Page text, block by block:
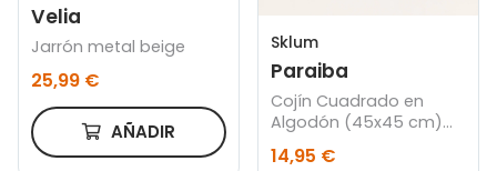
Velia
Jarrón metal beige
25,99 €
AÑADIR
Sklum
Paraiba
Cojín Cuadrado en
Algodón (45x45 cm)
Paraiba
14,95 €